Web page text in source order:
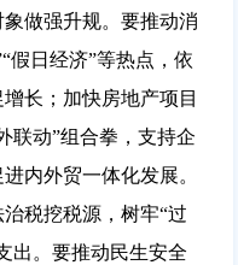
做强升规。要推动消
假日经济”等热点，依
长；加快房地产项目
联动”组合拳，支持企
内外贸一体化发展。
税挖税源，树牢“过
出。要推动民生安全